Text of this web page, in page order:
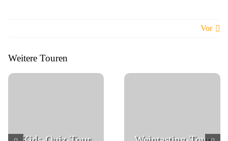
Vor
Weitere Touren